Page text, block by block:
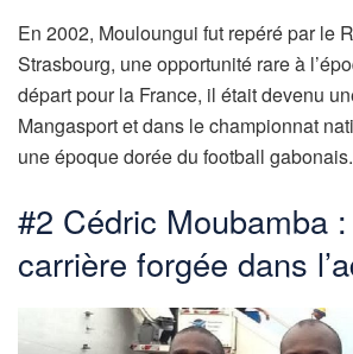
En 2002, Mouloungui fut repéré par le
Strasbourg, une opportunité rare à
départ pour la France, il était devenu
Mangasport et dans le championnat
une époque dorée du football gabonais.
#2 Cédric Moubamba
carrière forgée dans